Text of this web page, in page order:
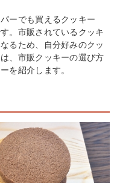
ーでも買えるクッキー
。市販されているクッキ
るため、自分好みのクッ
、市販クッキーの選び方
を紹介します。